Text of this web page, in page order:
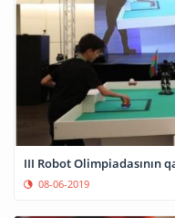
III Robot Olimpiadasının
08-06-2019